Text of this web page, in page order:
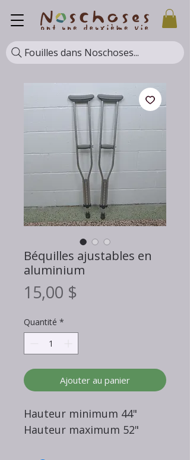
Fouilles dans Noschoses...
Béquilles ajustables en
aluminium
15,00 $
Quantité *
Ajouter au panier
Hauteur minimum 44"
Hauteur maximum 52"